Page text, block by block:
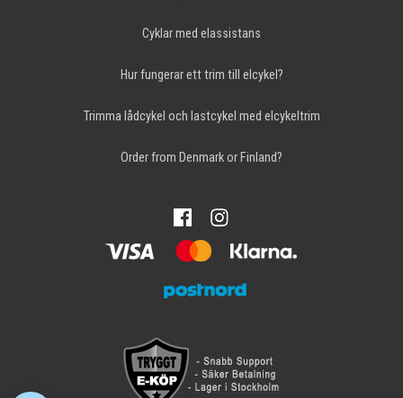
Cyklar med elassistans
Hur fungerar ett trim till elcykel?
Trimma lådcykel och lastcykel med elcykeltrim
Order from Denmark or Finland?